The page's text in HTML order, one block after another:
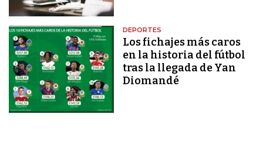
DEPORTES
Los fichajes más caros
en la historia del fútbol
tras la llegada de Yan
Diomandé